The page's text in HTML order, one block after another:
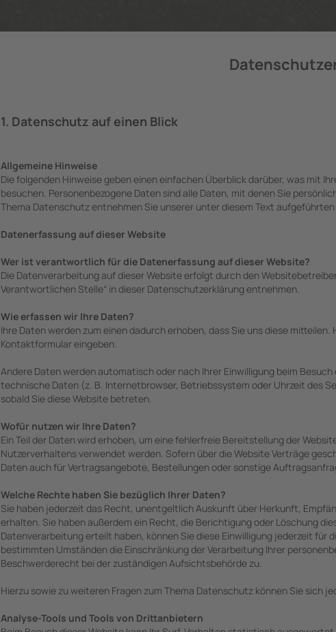
1. Datenschutz auf einen Blick
Allgemeine Hinweise
Die folgenden Hinweise geben einen einfachen Überblick darüber, was mit
besuchen. Personenbezogene Daten sind alle Daten, mit denen Sie
Thema Datenschutz entnehmen Sie unserer unter diesem Text
Datenerfassung auf dieser Website
Wer ist verantwortlich für die Datenerfassung auf dieser Website?
Die Datenverarbeitung auf dieser Website erfolgt durch den
Verantwortlichen Stelle“ in dieser Datenschutzerklärung entnehmen.
Wie erfassen wir Ihre Daten?
Ihre Daten werden zum einen dadurch erhoben, dass Sie uns diese
Kontaktformular eingeben.
Andere Daten werden automatisch oder nach Ihrer Einwilligung beim
technische Daten (z. B. Internetbrowser, Betriebssystem oder Uhrzeit des
sobald Sie diese Website betreten.
Wofür nutzen wir Ihre Daten?
Ein Teil der Daten wird erhoben, um eine fehlerfreie Bereitstellung der
Nutzerverhaltens verwendet werden. Sofern über die Website Verträge
Daten auch für Vertragsangebote, Bestellungen oder sonstige
Welche Rechte haben Sie bezüglich Ihrer Daten?
Sie haben jederzeit das Recht, unentgeltlich Auskunft über Herkunft,
erhalten. Sie haben außerdem ein Recht, die Berichtigung oder Löschung
Datenverarbeitung erteilt haben, können Sie diese Einwilligung jederzeit für
bestimmten Umständen die Einschränkung der Verarbeitung Ihrer
Beschwerderecht bei der zuständigen Aufsichtsbehörde zu.
Hierzu sowie zu weiteren Fragen zum Thema Datenschutz können Sie sich
Analyse-Tools und Tools von Dritt­anbietern